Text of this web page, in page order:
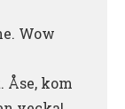
Wow
Åse, kom